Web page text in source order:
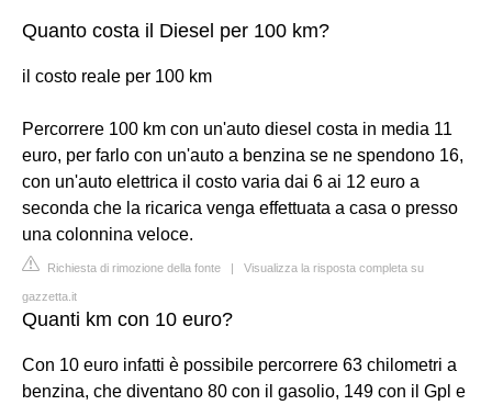
Quanto costa il Diesel per 100 km?
il costo reale per 100 km
Percorrere 100 km con un'auto diesel costa in media 11
euro, per farlo con un'auto a benzina se ne spendono 16,
con un'auto elettrica il costo varia dai 6 ai 12 euro a
seconda che la ricarica venga effettuata a casa o presso
una colonnina veloce.
Richiesta di rimozione della fonte | Visualizza la risposta completa su
gazzetta.it
Quanti km con 10 euro?
Con 10 euro infatti è possibile percorrere 63 chilometri a
benzina, che diventano 80 con il gasolio, 149 con il Gpl e